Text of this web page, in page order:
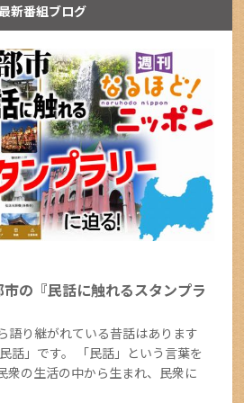
新番組ブログ
の『民話に触れるスタンプラ
語り継がれている昔話はあります
話」です。 「民話」という言葉を
衆の生活の中から生まれ、民衆に